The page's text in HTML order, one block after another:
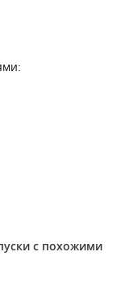
с похожими